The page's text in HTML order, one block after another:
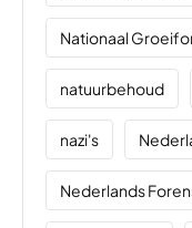
Nationaal
natuurbehoud
nazi's
Nederlands